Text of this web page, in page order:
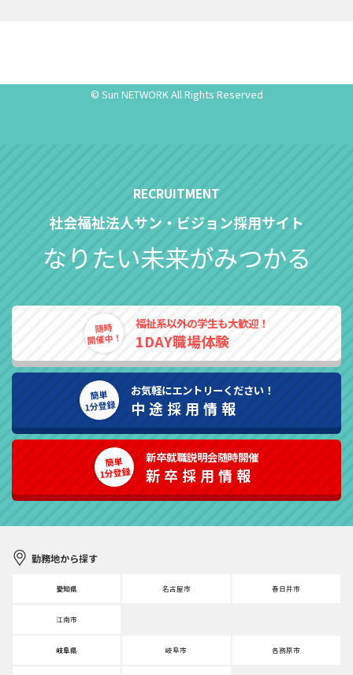
○郵送・配送業務
窓口〕までご相談ください。 サン・ビジョン本部 個人情
報管理者 〔個人情報相談窓口〕（052）856-3311
共同利用について
○共同利用する項目：取得した個人情報の項目のうち、
○共同利用するものの範囲：共同利用なし
○共同利用するものの利用目的：1．利用目的の範囲内
○共同利用についての管理責任者：4．ISMSエリア責任者
(個人情報管理責任者)
○共同利用の取得方法：当方人が直接書面で取得した情報
といたします。
○採用応募者の個人情報管理のため、機微な個人情報（心
身状況・保健医療）を取得・利用させていただくことがあ
不採用にかかわらず、当法人との関係終了後を含めて決し
て漏らさないようにしてください。
© Sun NETWORK All Rights Reserved
社会福祉法人サン・ビジョン採用サイト
なりたい未来がみつかる
随時
開催中！
福祉系以外の学生も大歓迎！
1DAY職場体験
簡単
1分登録
お気軽にエントリーください！
中途採用情報
簡単
1分登録
新卒就職説明会随時開催
新卒採用情報
勤務地から探す
愛知県 名古屋市 春日井市
江南市
岐阜県 岐阜市 各務原市